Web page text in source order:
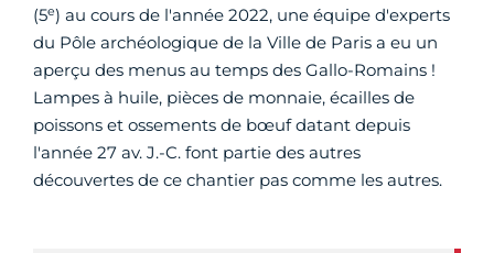
(5e) au cours de l'année 2022, une équipe d'experts
du Pôle archéologique de la Ville de Paris a eu un
aperçu des menus au temps des Gallo-Romains !
Lampes à huile, pièces de monnaie, écailles de
poissons et ossements de bœuf datant depuis
l'année 27 av. J.-C. font partie des autres
découvertes de ce chantier pas comme les autres.